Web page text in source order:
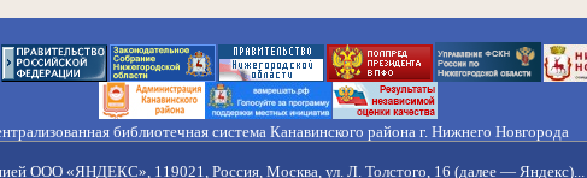
библиотечная система Канавинского района г. Нижнего Новгорода
Правила обработки персональных данных
ООО «ЯНДЕКС», 119021, Россия, Москва, ул. Л. Толстого, 16 (далее — Яндекс)...